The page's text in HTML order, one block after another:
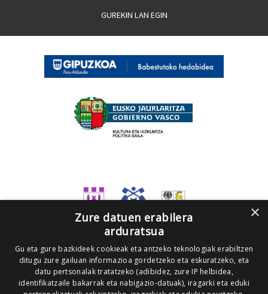
GUREKIN LAN EGIN
×
Zure datuen erabilera
arduratsua
Gu eta gure bazkideek cookieak eta antzeko teknologiak erabiltzen
ditugu zure gailuan informazioa gordetzeko eta eskuratzeko, eta
datu pertsonalak tratatzeko (adibidez, zure IP helbidea,
identifikatzaile bakarrak eta nabigazio-datuak), iragarki eta eduki